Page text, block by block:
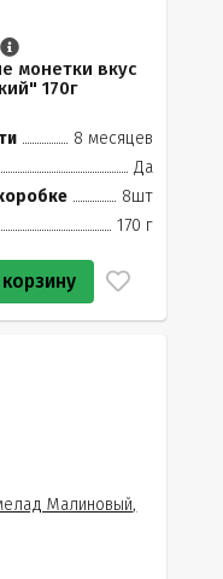
монетки вкус
170г
8 месяцев
Да
8шт
170 г